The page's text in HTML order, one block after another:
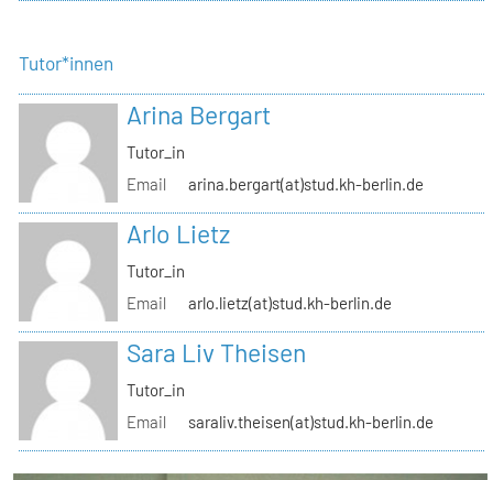
Tutor*innen
Arina Bergart
Tutor_in
Email
arina.bergart(at)stud.kh-berlin.de
Arlo Lietz
Tutor_in
Email
arlo.lietz(at)stud.kh-berlin.de
Sara Liv Theisen
Tutor_in
Email
saraliv.theisen(at)stud.kh-berlin.de